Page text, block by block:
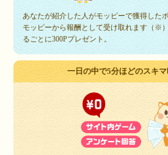
あなたが紹介した人がモッピーで獲得した
モッピーから報酬として受け取れます（※
るごとに300Pプレゼント。
一日の中で5分ほどのスキ